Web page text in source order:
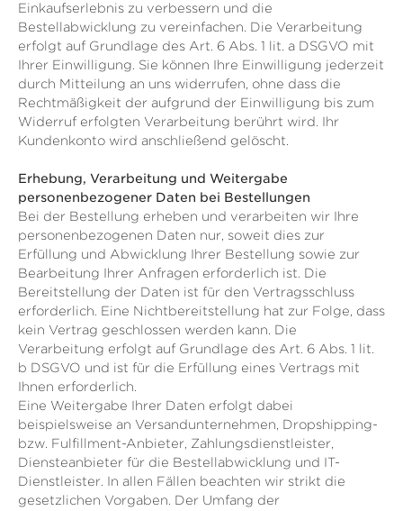
Einkaufserlebnis zu verbessern und die
Bestellabwicklung zu vereinfachen. Die Verarbeitung
erfolgt auf Grundlage des Art. 6 Abs. 1 lit. a DSGVO mit
Ihrer Einwilligung. Sie können Ihre Einwilligung jederzeit
durch Mitteilung an uns widerrufen, ohne dass die
Rechtmäßigkeit der aufgrund der Einwilligung bis zum
Widerruf erfolgten Verarbeitung berührt wird. Ihr
Kundenkonto wird anschließend gelöscht.
Erhebung, Verarbeitung und Weitergabe
personenbezogener Daten bei Bestellungen
Bei der Bestellung erheben und verarbeiten wir Ihre
personenbezogenen Daten nur, soweit dies zur
Erfüllung und Abwicklung Ihrer Bestellung sowie zur
Bearbeitung Ihrer Anfragen erforderlich ist. Die
Bereitstellung der Daten ist für den Vertragsschluss
erforderlich. Eine Nichtbereitstellung hat zur Folge, dass
kein Vertrag geschlossen werden kann. Die
Verarbeitung erfolgt auf Grundlage des Art. 6 Abs. 1 lit.
b DSGVO und ist für die Erfüllung eines Vertrags mit
Ihnen erforderlich.
Eine Weitergabe Ihrer Daten erfolgt dabei
beispielsweise an Versandunternehmen, Dropshipping-
bzw. Fulfillment-Anbieter, Zahlungsdienstleister,
Diensteanbieter für die Bestellabwicklung und IT-
Dienstleister. In allen Fällen beachten wir strikt die
gesetzlichen Vorgaben. Der Umfang der